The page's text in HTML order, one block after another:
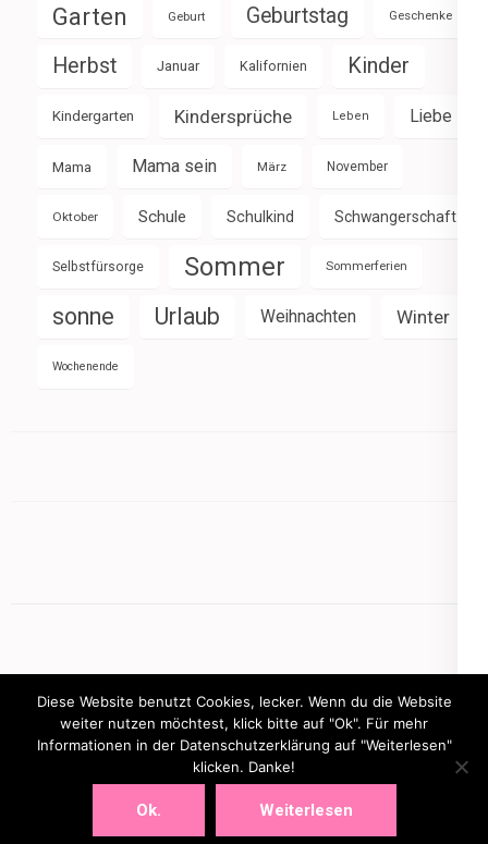
Garten Geburt Geburtstag Geschenke
Herbst Januar Kalifornien Kinder
Kindergarten Kindersprüche Leben Liebe
Mama Mama sein März November
Oktober Schule Schulkind Schwangerschaft
Selbstfürsorge Sommer Sommerferien
sonne Urlaub Weihnachten Winter
Wochenende
mamasbusiness.de
Diese Website benutzt Cookies, lecker. Wenn du die Website
weiter nutzen möchtest, klick bitte auf "Ok". Für mehr
Informationen in der Datenschutzerklärung auf "Weiterlesen"
klicken. Danke!
Ok. Weiterlesen